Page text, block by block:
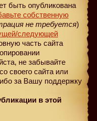
быть опубликована
собственную
не требуется)
/следующей
часть сайта
не забывайте
своего сайта или
за Вашу поддержку
в этой